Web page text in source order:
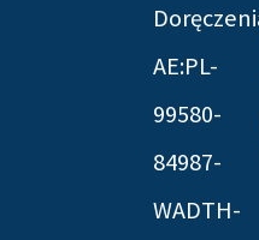
AE:PL-
99580-
84987-
WADTH-